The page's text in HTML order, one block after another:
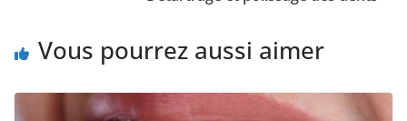
Vous pourrez aussi aimer